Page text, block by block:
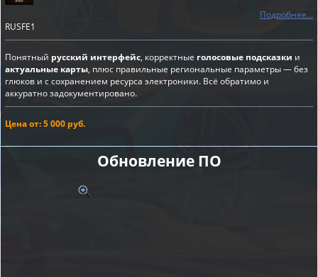
Подробнее...
RUSFE1
Понятный русский интерфейс, корректные голосовые подсказки и
актуальные карты, плюс правильные региональные параметры — без
глюков и с сохранением ресурса электроники. Всё обратимо и
аккуратно задокументировано.
Цена от: 5 000 руб.
Обновление ПО